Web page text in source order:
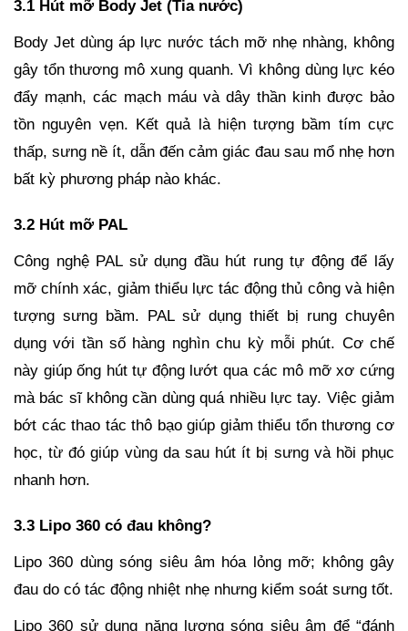
3.1 Hút mỡ Body Jet (Tia nước)
Body Jet dùng áp lực nước tách mỡ nhẹ nhàng, không
gây tổn thương mô xung quanh. Vì không dùng lực kéo
đẩy mạnh, các mạch máu và dây thần kinh được bảo
tồn nguyên vẹn. Kết quả là hiện tượng bầm tím cực
thấp, sưng nề ít, dẫn đến cảm giác đau sau mổ nhẹ hơn
bất kỳ phương pháp nào khác.
3.2 Hút mỡ PAL
Công nghệ PAL sử dụng đầu hút rung tự động để lấy
mỡ chính xác, giảm thiểu lực tác động thủ công và hiện
tượng sưng bầm. PAL sử dụng thiết bị rung chuyên
dụng với tần số hàng nghìn chu kỳ mỗi phút. Cơ chế
này giúp ống hút tự động lướt qua các mô mỡ xơ cứng
mà bác sĩ không cần dùng quá nhiều lực tay. Việc giảm
bớt các thao tác thô bạo giúp giảm thiểu tổn thương cơ
học, từ đó giúp vùng da sau hút ít bị sưng và hồi phục
nhanh hơn.
3.3 Lipo 360 có đau không?
Lipo 360 dùng sóng siêu âm hóa lỏng mỡ; không gây
đau do có tác động nhiệt nhẹ nhưng kiểm soát sưng tốt.
Lipo 360 sử dụng năng lượng sóng siêu âm để “đánh